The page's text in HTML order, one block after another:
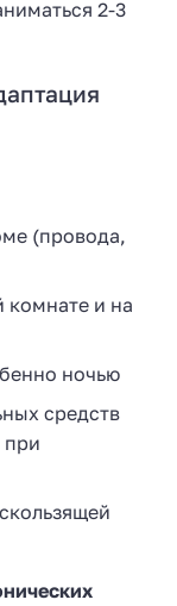
2-3
(провода,
комнате и на
ночью
средств
при